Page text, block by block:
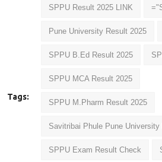
Tags:
SPPU Result 2025 LINK
Pune University Result 2025
SPPU B.Ed Result 2025
SPPU MCA Result 2025
SPPU M.Pharm Result 2025
Savitribai Phule Pune University
SPPU Exam Result Check